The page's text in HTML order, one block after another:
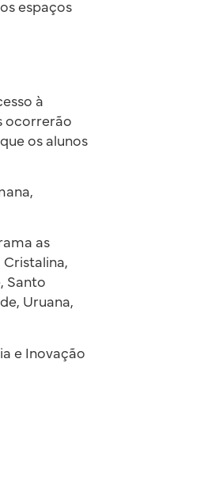
espaços
à
ocorrerão
os alunos
as
Cristalina,
Santo
Uruana,
e Inovação